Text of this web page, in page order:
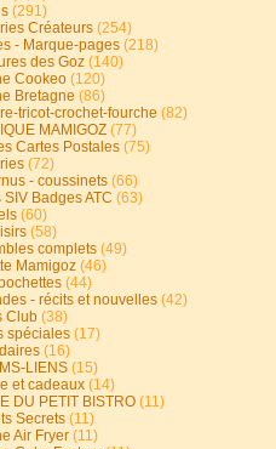
(291)
Créateurs (254)
- Marque-pages (218)
des Goz (140)
Cookeo (120)
Bretagne (86)
tricot-crochet-fourche (82)
MAMIGOZ (77)
Cartes Postales (75)
(72)
- coussinets (66)
Badges ATC (63)
(60)
(58)
complets (49)
Mamigoz (46)
(44)
- récits et nouvelles (42)
Club (38)
spéciales (17)
(16)
LIENS (15)
et cadeaux (14)
DU PETIT BISTRO (11)
Secrets (11)
Air Fryer (11)